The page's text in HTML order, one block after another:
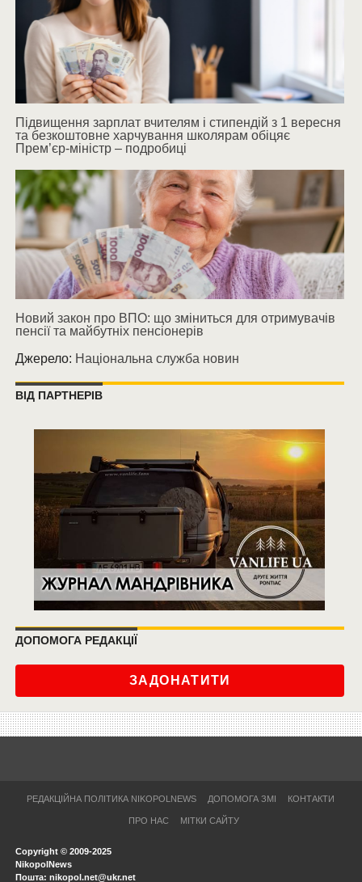
Підвищення зарплат вчителям і стипендій з 1 вересня
та безкоштовне харчування школярам обіцяє
Прем’єр-міністр – подробиці
Новий закон про ВПО: що зміниться для отримувачів
пенсії та майбутніх пенсіонерів
Джерело: Національна служба новин
ВІД ПАРТНЕРІВ
ДОПОМОГА РЕДАКЦІЇ
ЗАДОНАТИТИ
РЕДАКЦІЙНА ПОЛІТИКА NIKOPOLNEWS ДОПОМОГА ЗМІ КОНТАКТИ
ПРО НАС МІТКИ САЙТУ
Copyright © 2009-2025
NikopolNews
Пошта: nikopol.net@ukr.net